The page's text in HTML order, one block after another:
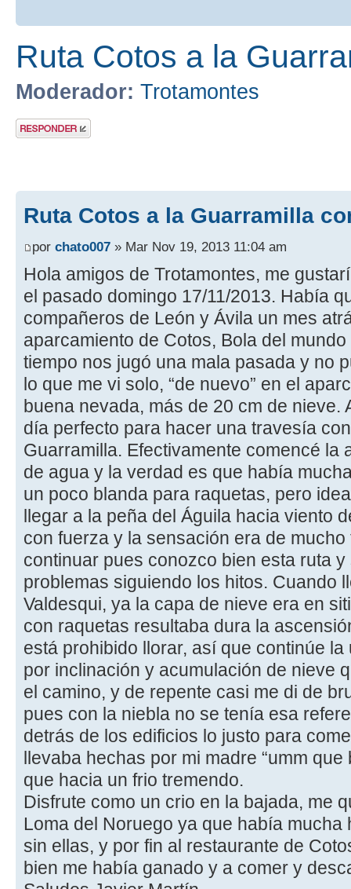
Ruta Cotos a la
Moderador: Trotamontes
Publicar una
respuesta
Ruta Cotos a la Guarramilla
por chato007 » Mar Nov 19, 2013 11:04 am
Hola amigos de Trotamontes, me
el pasado domingo 17/11/2013. Había
compañeros de León y Ávila un mes
aparcamiento de Cotos, Bola del
tiempo nos jugó una mala pasada y no
lo que me vi solo, “de nuevo” en el
buena nevada, más de 20 cm de nieve.
día perfecto para hacer una travesía
Guarramilla. Efectivamente comencé la
de agua y la verdad es que había
un poco blanda para raquetas, pero
llegar a la peña del Águila hacia viento
con fuerza y la sensación era de
continuar pues conozco bien esta ruta
problemas siguiendo los hitos. Cuando
Valdesqui, ya la capa de nieve era en
con raquetas resultaba dura la
está prohibido llorar, así que continúe
por inclinación y acumulación de nieve
el camino, y de repente casi me di de
pues con la niebla no se tenía esa
detrás de los edificios lo justo para
llevaba hechas por mi madre “umm
que hacia un frio tremendo.
Disfrute como un crio en la bajada, me
Loma del Noruego ya que había
sin ellas, y por fin al restaurante de
bien me había ganado y a comer y